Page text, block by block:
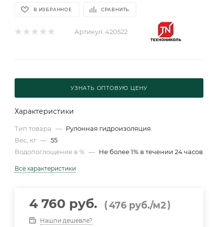
В ИЗБРАННОЕ СРАВНИТЬ
Артикул: 420522
УЗНАТЬ ОПТОВУЮ ЦЕНУ
Характеристики
Тип товара — Рулонная гидроизоляция
Вес, кг — 55
Водопоглощение в % — Не более 1% в течении 24 часов
Все характеристики
4 760 руб. (476 руб./м2)
Нашли дешевле?